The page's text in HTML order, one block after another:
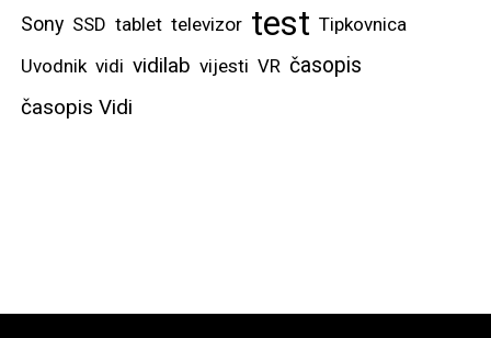
Sony SSD tablet televizor test Tipkovnica
Uvodnik vidi vidilab vijesti VR časopis
časopis Vidi